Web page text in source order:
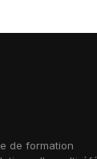
de formation